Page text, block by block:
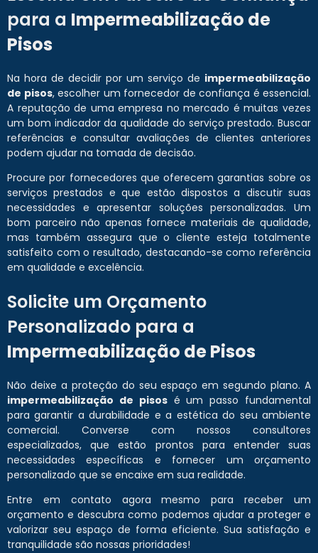
para a Impermeabilização de
Pisos
Na hora de decidir por um serviço de impermeabilização
de pisos, escolher um fornecedor de confiança é essencial.
A reputação de uma empresa no mercado é muitas vezes
um bom indicador da qualidade do serviço prestado. Buscar
referências e consultar avaliações de clientes anteriores
podem ajudar na tomada de decisão.
Procure por fornecedores que oferecem garantias sobre os
serviços prestados e que estão dispostos a discutir suas
necessidades e apresentar soluções personalizadas. Um
bom parceiro não apenas fornece materiais de qualidade,
mas também assegura que o cliente esteja totalmente
satisfeito com o resultado, destacando-se como referência
em qualidade e excelência.
Solicite um Orçamento
Personalizado para a
Impermeabilização de Pisos
Não deixe a proteção do seu espaço em segundo plano. A
impermeabilização de pisosé um passo fundamental
para garantir a durabilidade e a estética do seu ambiente
comercial. Converse com nossos consultores
especializados, que estão prontos para entender suas
necessidades específicas e fornecer um orçamento
personalizado que se encaixe em sua realidade.
Entre em contato agora mesmo para receber um
orçamento e descubra como podemos ajudar a proteger e
valorizar seu espaço de forma eficiente. Sua satisfação e
tranquilidade são nossas prioridades!